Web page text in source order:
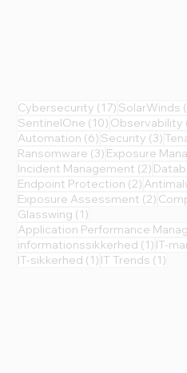
Cybersecurity (17) 17 indlæg
SolarWinds
SentinelOne (10) 10 indlæg
Observability
Automation (6) 6 indlæg
Security (3) 3
Ransomware (3) 3 indlæg
Exposure
Incident Management (2) 2
Endpoint Protection (2) 2 indlæg
Exposure Assessment (2) 2
Glasswing (1)
Application Performance
informationssikkerhed (1) 1
IT-
IT-sikkerhed (1) 1 indlæg
IT Trends (1)